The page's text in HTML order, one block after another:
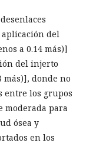
aplicación del
a 0.14 más)]
del injerto
más)], donde no
entre los grupos
moderada para
ósea y
en los